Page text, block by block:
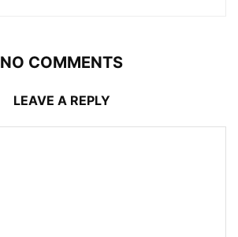
NO COMMENTS
LEAVE A REPLY